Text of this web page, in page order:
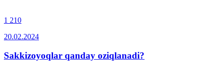
1 210
20.02.2024
Sakkizoyoqlar qanday oziqlanadi?